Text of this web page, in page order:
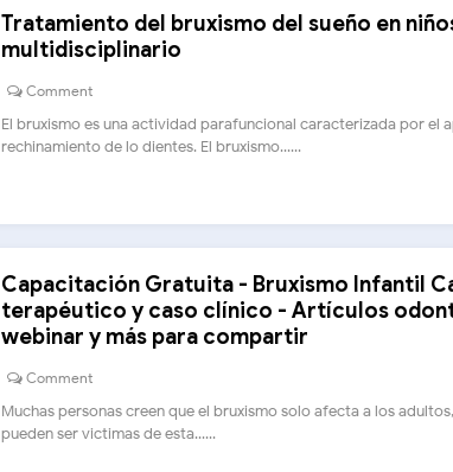
Tratamiento del bruxismo del sueño en
multidisciplinario
Comment
El bruxismo es una actividad parafuncional caracterizada por el
rechinamiento de lo dientes. El bruxismo......
Capacitación Gratuita - Bruxismo Infantil
terapéutico y caso clínico - Artículos
webinar y más para compartir
Comment
Muchas personas creen que el bruxismo solo afecta a los
pueden ser victimas de esta......